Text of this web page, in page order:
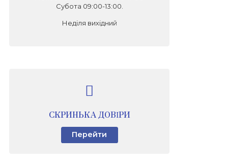
Субота 09:00-13:00.
Неділя вихідний
СКРИНЬКА ДОВІРИ
Перейти